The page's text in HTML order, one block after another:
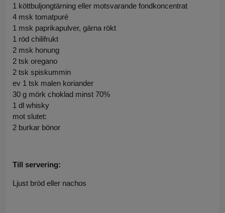
1 köttbuljongtärning eller motsvarande fondkoncentrat
4 msk tomatpuré
1 msk paprikapulver, gärna rökt
1 röd chilifrukt
2 msk honung
2 tsk oregano
2 tsk spiskummin
ev 1 tsk malen koriander
30 g mörk choklad minst 70%
1 dl whisky
mot slutet:
2 burkar bönor
Till servering:
Ljust bröd eller nachos